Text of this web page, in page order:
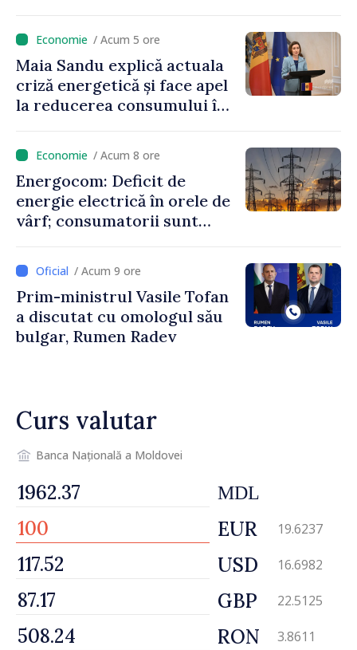
niciun stat”
/ Acum 5 ore
Maia Sandu explică actuala
criză energetică și face apel
la reducerea consumului în
putem menține prețurile la
un nivel mai mic”
/ Acum 8 ore
Energocom: Deficit de
energie electrică în orele de
vârf; consumatorii sunt
/ Acum 9 ore
Prim-ministrul Vasile Tofan
a discutat cu omologul său
bulgar, Rumen Radev
Curs valutar
Banca Națională a Moldovei
MDL
EUR 19.6237
USD 16.6982
GBP 22.5125
RON 3.8611